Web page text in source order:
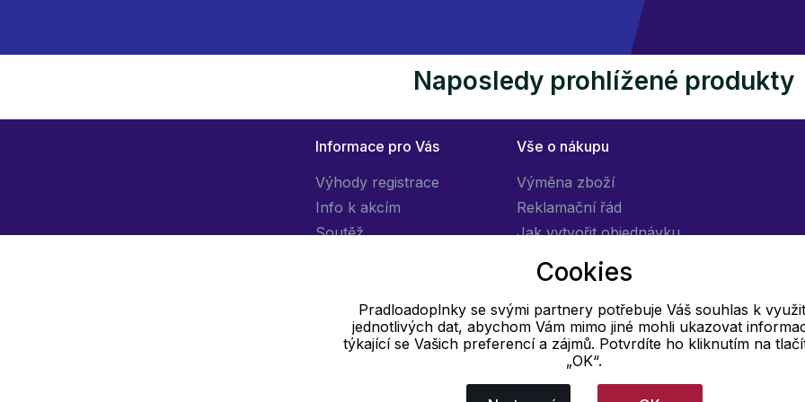
Naposledy prohlížené produkty
Informace pro Vás
Výhody registrace
Info k akcím
Soutěž
Vše o nákupu
Výměna zboží
Reklamační řád
Jak vytvořit objednávku
Obchodní podmínky
Doprava
E-mail
info@pradloadoplnky.cz
Cookies
Pradloadoplnky se svými partnery potřebuje Váš souhlas k
jednotlivých dat, abychom Vám mimo jiné mohli ukazovat
týkající se Vašich preferencí a zájmů. Potvrdíte ho kliknutím na
„OK“.